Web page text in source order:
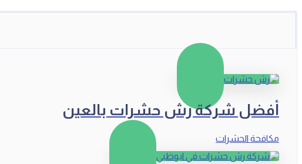
أفضل شركة رش حشرات بالعين
مكافحة الحشرات